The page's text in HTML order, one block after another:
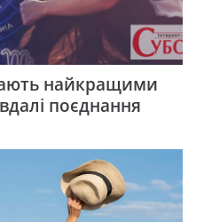
найкращими
поєднання